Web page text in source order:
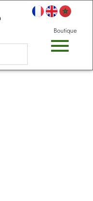
Boutique